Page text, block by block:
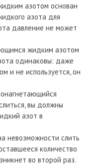
азотом основан
азота для
давление не может
жидким азотом
одинаковы: даже
и не используется, он
вы должны
азот в
невозможности слить
количество
во второй раз.